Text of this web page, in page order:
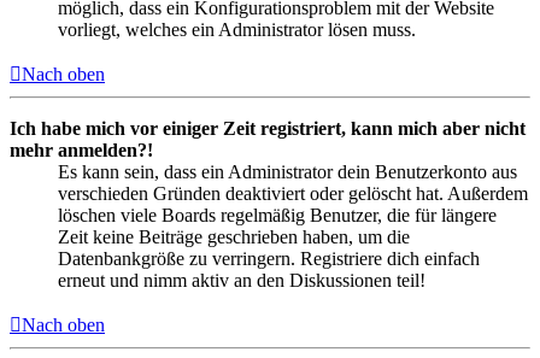
möglich, dass ein Konfigurationsproblem mit der Website
vorliegt, welches ein Administrator lösen muss.
Nach oben
Ich habe mich vor einiger Zeit registriert, kann mich aber nicht
mehr anmelden?!
Es kann sein, dass ein Administrator dein Benutzerkonto aus
verschieden Gründen deaktiviert oder gelöscht hat. Außerdem
löschen viele Boards regelmäßig Benutzer, die für längere
Zeit keine Beiträge geschrieben haben, um die
Datenbankgröße zu verringern. Registriere dich einfach
erneut und nimm aktiv an den Diskussionen teil!
Nach oben